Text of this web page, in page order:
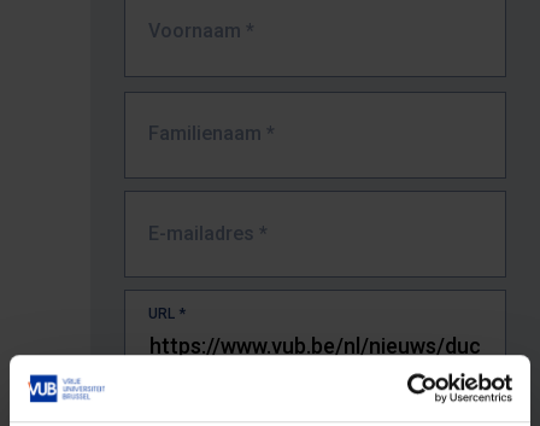
Voornaam *
Familienaam *
E-mailadres *
URL *
De volledige URL van de pagina waar je de fout zag.